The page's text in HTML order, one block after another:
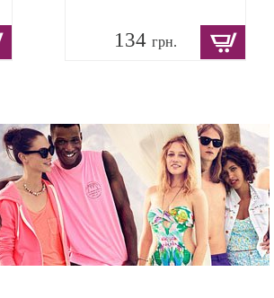
134 грн.